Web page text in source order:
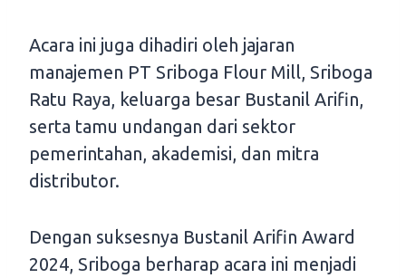
Acara ini juga dihadiri oleh jajaran
manajemen PT Sriboga Flour Mill, Sriboga
Ratu Raya, keluarga besar Bustanil Arifin,
serta tamu undangan dari sektor
pemerintahan, akademisi, dan mitra
distributor.
Dengan suksesnya Bustanil Arifin Award
2024, Sriboga berharap acara ini menjadi